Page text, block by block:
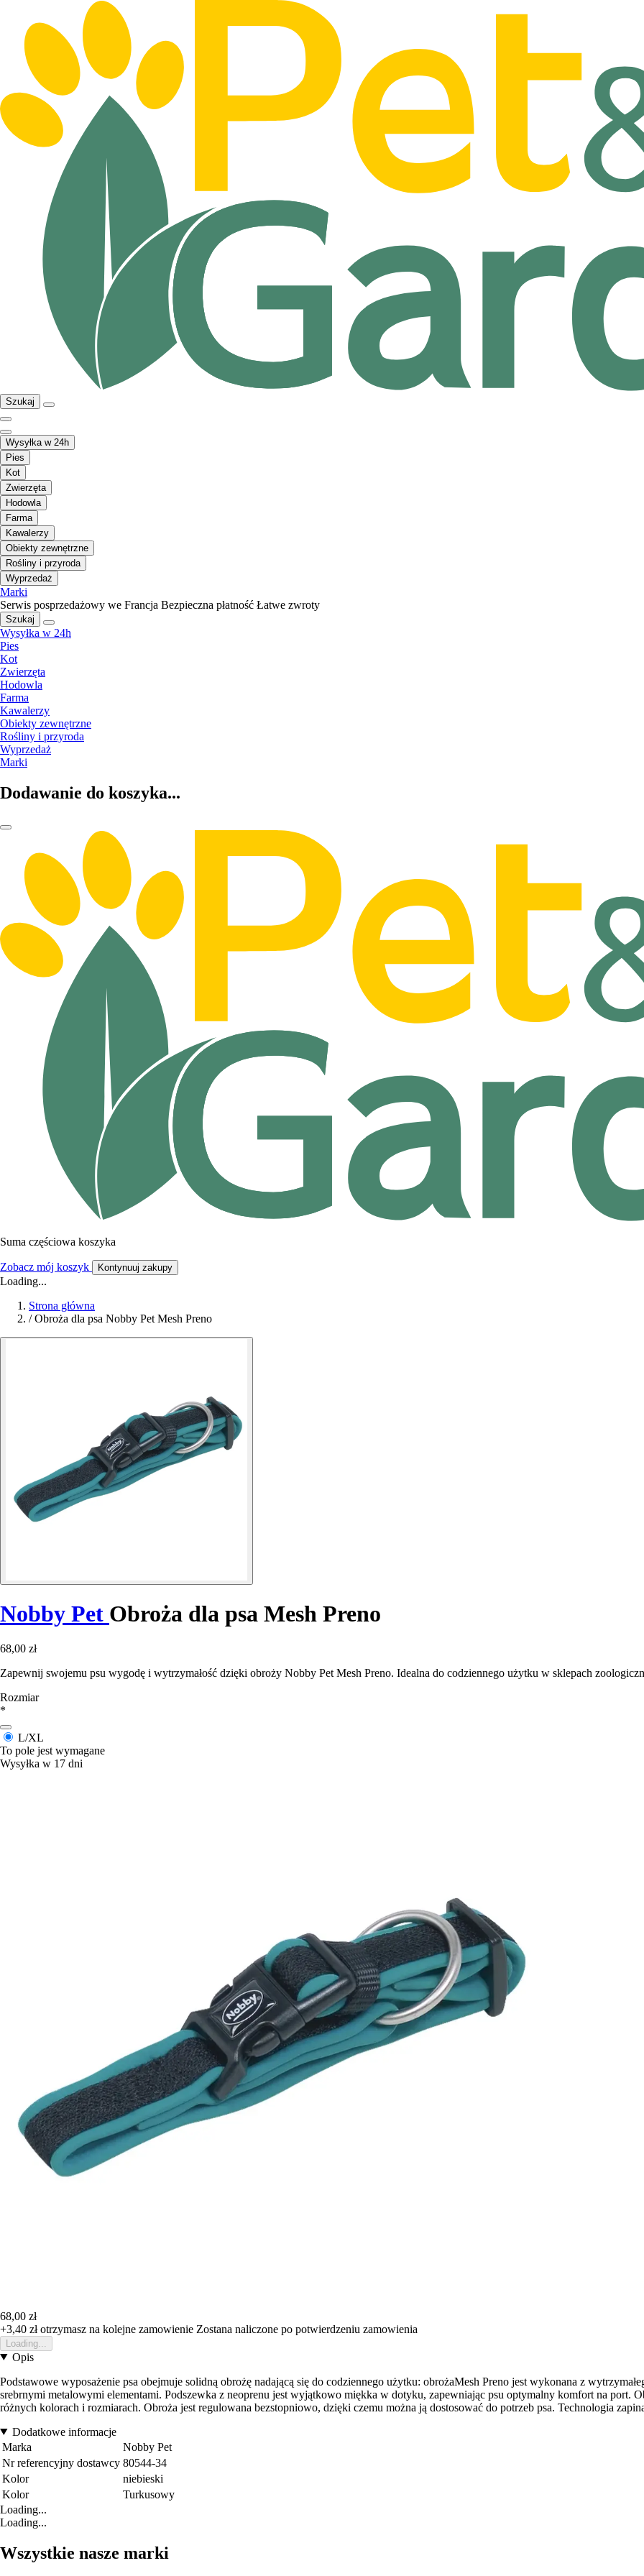
Szukaj
Wysyłka w 24h
Pies
Kot
Zwierzęta
Hodowla
Farma
Kawalerzy
Obiekty zewnętrzne
Rośliny i przyroda
Wyprzedaż
Marki
Serwis posprzedażowy we Francja Bezpieczna płatność Łatwe zwroty
Szukaj
Wysyłka w 24h
Pies
Kot
Zwierzęta
Hodowla
Farma
Kawalerzy
Obiekty zewnętrzne
Rośliny i przyroda
Wyprzedaż
Marki
Dodawanie do koszyka...
Suma częściowa koszyka
Zobacz mój koszyk Kontynuuj zakupy
Loading...
Strona główna
/ Obroża dla psa Nobby Pet Mesh Preno
Nobby Pet Obroża dla psa Mesh Preno
68,00 zł
Zapewnij swojemu psu wygodę i wytrzymałość dzięki obroży Nobby Pet Mesh Preno. Idealna do codziennego użytku w sklepach
Rozmiar
*
L/XL
To pole jest wymagane
Wysyłka w 17 dni
68,00 zł
+3,40 złotrzymasz na kolejne zamowienie Zostana naliczone po potwierdzeniu zamowienia
Loading...
Opis
Podstawowe wyposażenie psa obejmuje solidną obrożę nadającą się do codziennego użytku: obrożaMesh Preno jest wykonana z
srebrnymi metalowymi elementami. Podszewka z neoprenu jest wyjątkowo miękka w dotyku, zapewniając psu optymalny komfort na port.
różnych kolorach i rozmiarach. Obroża jest regulowana bezstopniowo, dzięki czemu można ją dostosować do potrzeb psa. Technologia
Dodatkowe informacje
Marka
Nobby Pet
Nr referencyjny dostawcy 80544-34
Kolor
niebieski
Kolor
Turkusowy
Loading...
Loading...
Wszystkie nasze marki